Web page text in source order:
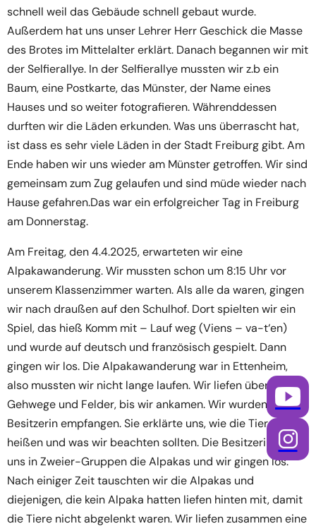
schnell weil das Gebäude schnell gebaut wurde.
Außerdem hat uns unser Lehrer Herr Geschick die Masse
des Brotes im Mittelalter erklärt. Danach begannen wir mit
der Selfierallye. In der Selfierallye mussten wir z.b ein
Baum, eine Postkarte, das Münster, der Name eines
Hauses und so weiter fotografieren. Währenddessen
durften wir die Läden erkunden. Was uns überrascht hat,
ist dass es sehr viele Läden in der Stadt Freiburg gibt. Am
Ende haben wir uns wieder am Münster getroffen. Wir sind
gemeinsam zum Zug gelaufen und sind müde wieder nach
Hause gefahren.Das war ein erfolgreicher Tag in Freiburg
am Donnerstag.
Am Freitag, den 4.4.2025, erwarteten wir eine
Alpakawanderung. Wir mussten schon um 8:15 Uhr vor
unserem Klassenzimmer warten. Als alle da waren, gingen
wir nach draußen auf den Schulhof. Dort spielten wir ein
Spiel, das hieß Komm mit – Lauf weg (Viens – va-t‘en)
und wurde auf deutsch und französisch gespielt. Dann
gingen wir los. Die Alpakawanderung war in Ettenheim,
also mussten wir nicht lange laufen. Wir liefen über
Gehwege und Felder, bis wir ankamen. Wir wurden von der
Besitzerin empfangen. Sie erklärte uns, wie die Tiere
heißen und was wir beachten sollten. Die Besitzerin gab
uns in Zweier-Gruppen die Alpakas und wir gingen los.
Nach einiger Zeit tauschten wir die Alpakas und
diejenigen, die kein Alpaka hatten liefen hinten mit, damit
die Tiere nicht abgelenkt waren. Wir liefen zusammen eine